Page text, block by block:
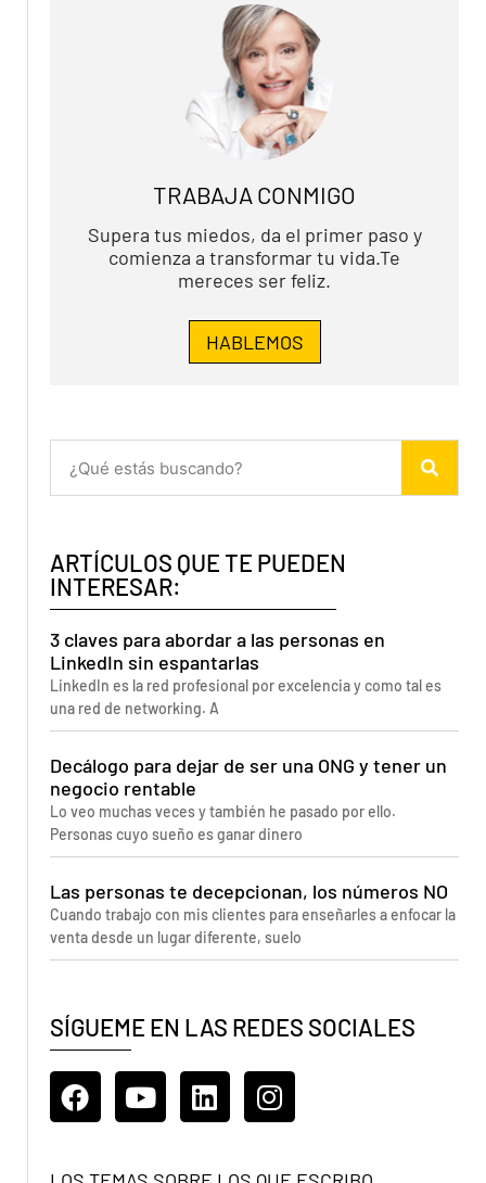
TRABAJA CONMIGO
Supera tus miedos, da el primer paso y
comienza a transformar tu vida.Te
mereces ser feliz.
HABLEMOS
ARTÍCULOS QUE TE PUEDEN
INTERESAR:
3 claves para abordar a las personas en
LinkedIn sin espantarlas
LinkedIn es la red profesional por excelencia y como tal es
una red de networking. A
Decálogo para dejar de ser una ONG y tener un
negocio rentable
Lo veo muchas veces y también he pasado por ello.
Personas cuyo sueño es ganar dinero
Las personas te decepcionan, los números NO
Cuando trabajo con mis clientes para enseñarles a enfocar la
venta desde un lugar diferente, suelo
SÍGUEME EN LAS REDES SOCIALES